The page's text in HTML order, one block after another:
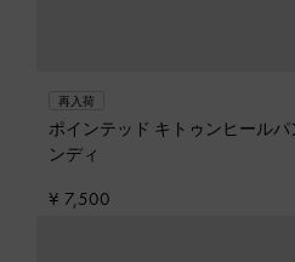
再入荷
ポインテッド キトゥンヒールパ
ンディ
¥ 7,500